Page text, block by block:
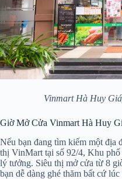
Vinmart Hà Huy
Giờ Mở Cửa Vinmart Hà Huy
Nếu bạn đang tìm kiếm một địa
thị VinMart tại số 92/4, Khu
lý tưởng. Siêu thị mở cửa từ 8
bạn dễ dàng ghé thăm bất cứ